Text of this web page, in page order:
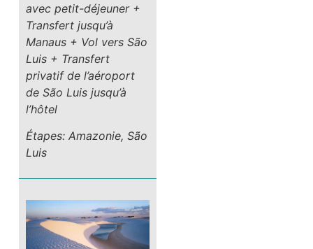
avec petit-déjeuner +
Transfert jusqu’à
Manaus + Vol vers São
Luis + Transfert
privatif de l’aéroport
de São Luis jusqu’à
l’hôtel
Étapes: Amazonie, São
Luis